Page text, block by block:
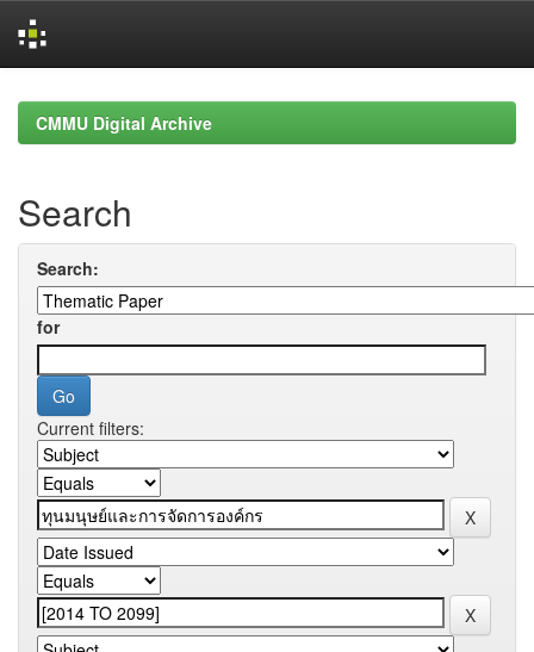
navigationCMMU Digital Archive
Search
Search:
for
Current filters: